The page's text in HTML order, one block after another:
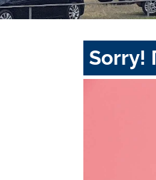
Sorry!